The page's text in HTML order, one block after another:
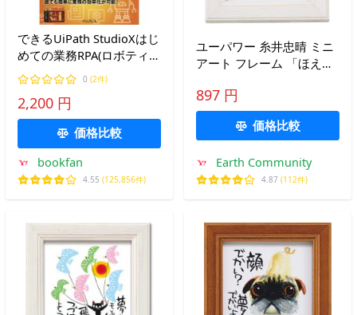
できるUiPath StudioXはじ
めての業務RPA(ロボティッ
ク・プロセス・オートメー
ション)/清水理史/できるシ
リーズ編集部
0 (2件)
2,200 円
価格比較
bookfan
4.55 (125,856件)
ユーパワー 糸井忠晴 ミニ
アート フレーム 「ほえた
w12×h12cm IT-00567
897 円
価格比較
Earth Community
4.87 (112件)